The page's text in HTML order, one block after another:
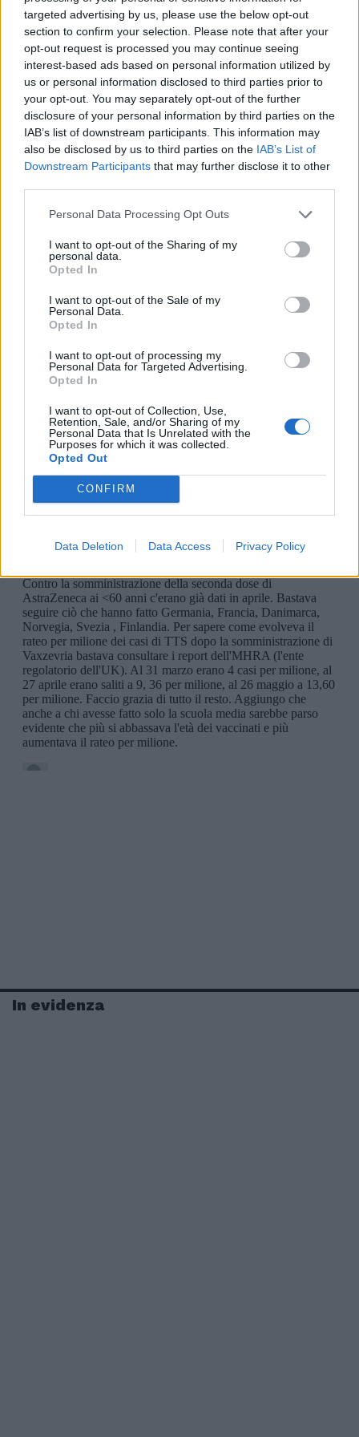
targeted advertising by us, please use the below opt-out
section to confirm your selection. Please note that after your
opt-out request is processed you may continue seeing
interest-based ads based on personal information utilized by
us or personal information disclosed to third parties prior to
your opt-out. You may separately opt-out of the further
disclosure of your personal information by third parties on the
IAB’s list of downstream participants. This information may
also be disclosed by us to third parties on the IAB’s List of
Downstream Participants that may further disclose it to other
Personal Data Processing Opt Outs
I want to opt-out of the Sharing of my
personal data.
Opted In
I want to opt-out of the Sale of my
Personal Data.
Opted In
I want to opt-out of processing my
Personal Data for Targeted Advertising.
Opted In
I want to opt-out of Collection, Use,
Retention, Sale, and/or Sharing of my
Personal Data that Is Unrelated with the
Purposes for which it was collected.
Opted Out
CONFIRM
Data Deletion Data Access Privacy Policy
In evidenza